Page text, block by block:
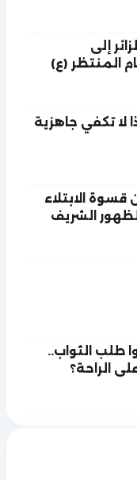
إلى
المنتظر (ع)
لا تكفي جاهزية
قسوة الابتلاء
الشريف
طلب الثواب..
الراحة؟